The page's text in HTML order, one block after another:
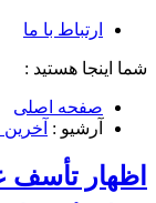
ارتباط با ما
شما اینجا هستید :
صفحه اصلی
آرشیو : آخرین
اظهار